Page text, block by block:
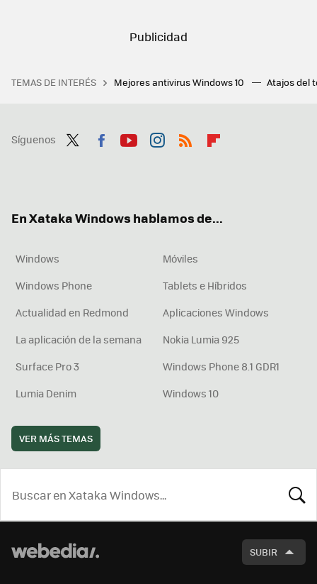
TEMAS DE INTERÉS Mejores antivirus Windows 10 Atajos del
Síguenos
En Xataka Windows hablamos de...
Windows
Móviles
Windows Phone
Tablets e Híbridos
Actualidad en Redmond
Aplicaciones Windows
La aplicación de la semana
Nokia Lumia 925
Surface Pro 3
Windows Phone 8.1 GDR1
Lumia Denim
Windows 10
VER MÁS TEMAS
SUBIR